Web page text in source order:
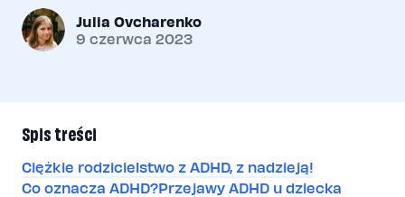
Julia Ovcharenko
9 czerwca 2023
Spis treści
Ciężkie rodzicielstwo z ADHD, z nadzieją!
Co oznacza ADHD?Przejawy ADHD u dziecka